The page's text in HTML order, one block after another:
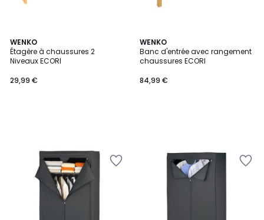
WENKO
Étagère à chaussures 2
Niveaux ECORI
29,99 €
WENKO
Banc d'entrée avec rangement
chaussures ECORI
84,99 €